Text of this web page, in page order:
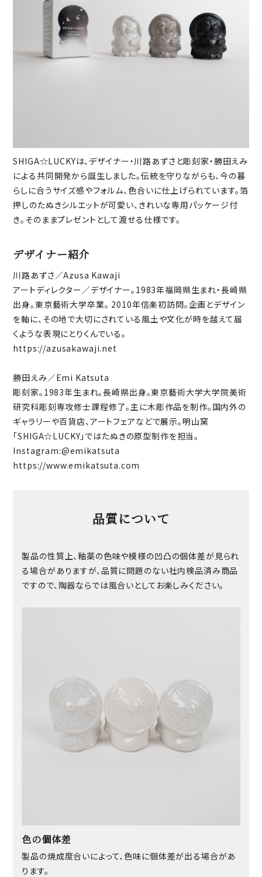
SHIGA☆LUCKYは、デザイナー・川路あずさと彫刻家・勝田えみ
による共同開発から誕生しました。伝統を守りながらも、今の暮
らしに合うサイズ感やフォルム、色合いに仕上げられています。箔
押しのたぬきシルエットが可愛い、きれいな専用パッケージ付
き。そのままプレゼントとして渡せる仕様です。
デザイナー紹介
川路あずさ／Azusa Kawaji
アートディレクター／デザイナー。1983年福岡県生まれ・長崎県
出身。東京藝術大学卒業。 2010年信楽初訪問。企画とデザイン
を軸に、その地で大切にされている風土や文化が時を越えて届
くような表現にとりくんでいる。
https://azusakawaji.net
勝田えみ／Emi Katsuta
彫刻家。1983年生まれ。長崎県出身。東京藝術大学大学院美術
研究科彫刻専攻修士課程修了。主に木彫作品を制作。国内外の
ギャラリーや百貨店、アートフェアなどで展示。明山窯
「SHIGA☆LUCKY」ではたぬきの原型制作を担当。
Instagram:@emikatsuta
https://www.emikatsuta.com
品質について
製品の性質上、釉薬の色味や模様の凹凸の個体差が見られ
る場合がありますが、品質に問題のない社内検品済み商品
ですので、陶器ならでは風合いとしてお楽しみください。
色の個体差
製品の焼成度合いによって、色味に個体差が出る場合があ
ります。